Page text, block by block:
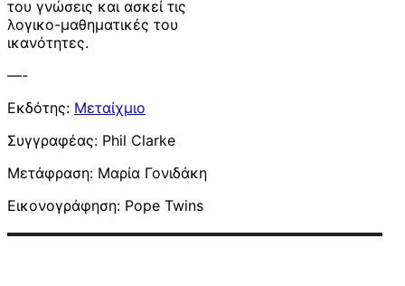
του γνώσεις και ασκεί τις
λογικο-μαθηματικές του
ικανότητες.
—-
Εκδότης: Μεταίχμιο
Συγγραφέας: Phil Clarke
Μετάφραση: Μαρία Γονιδάκη
Εικονογράφηση: Pope Twins